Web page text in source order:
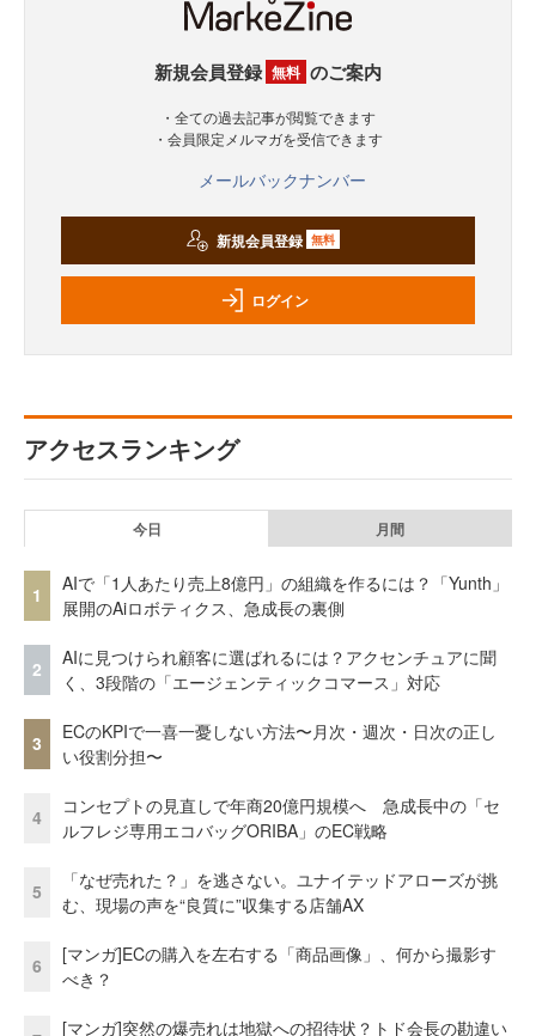
新規会員登録 無料 のご案内
・全ての過去記事が閲覧できます
・会員限定メルマガを受信できます
メールバックナンバー
新規会員登録 無料
ログイン
アクセスランキング
今日 月間
1
AIで「1人あたり売上8億円」の組織を作るには？「Yunth」
展開のAiロボティクス、急成長の裏側
2
AIに見つけられ顧客に選ばれるには？アクセンチュアに聞
く、3段階の「エージェンティックコマース」対応
3
ECのKPIで一喜一憂しない方法〜月次・週次・日次の正し
い役割分担〜
4
コンセプトの見直しで年商20億円規模へ 急成長中の「セ
ルフレジ専用エコバッグORIBA」のEC戦略
5
「なぜ売れた？」を逃さない。ユナイテッドアローズが挑
む、現場の声を“良質に”収集する店舗AX
6
[マンガ]ECの購入を左右する「商品画像」、何から撮影す
べき？
[マンガ]突然の爆売れは地獄への招待状？トド会長の勘違い